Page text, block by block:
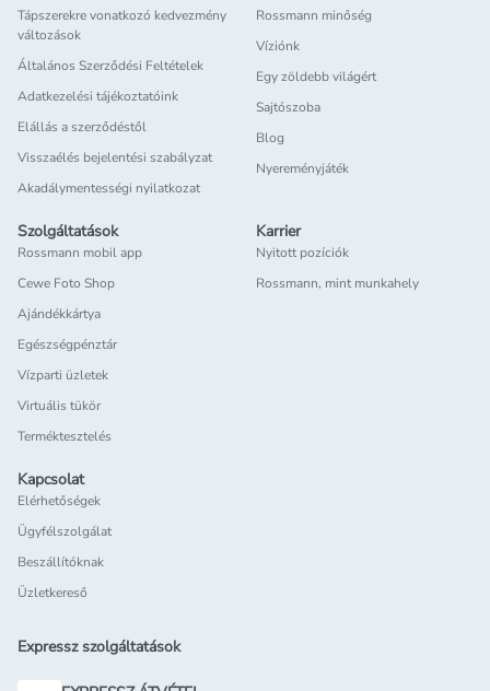
Tápszerekre vonatkozó kedvezmény
változások
Általános Szerződési Feltételek
Adatkezelési tájékoztatóink
Elállás a szerződéstől
Visszaélés bejelentési szabályzat
Akadálymentességi nyilatkozat
Rossmann minőség
Víziónk
Egy zöldebb világért
Sajtószoba
Blog
Nyereményjáték
Szolgáltatások
Rossmann mobil app
Cewe Foto Shop
Ajándékkártya
Egészségpénztár
Vízparti üzletek
Virtuális tükör
Terméktesztelés
Karrier
Nyitott pozíciók
Rossmann, mint munkahely
Kapcsolat
Elérhetőségek
Ügyfélszolgálat
Beszállítóknak
Üzletkereső
Expressz szolgáltatások